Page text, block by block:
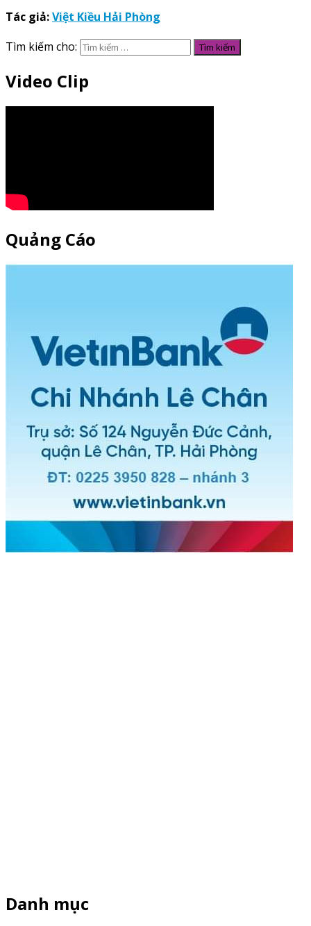
Tác giả:Việt Kiều Hải Phòng
Tìm kiếm cho:
Video Clip
Quảng Cáo
Danh mục